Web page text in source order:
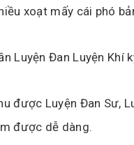
xoạt mấy cái phó
Luyện Đan Luyện Khí
được Luyện Đan Sư,
được dễ dàng.